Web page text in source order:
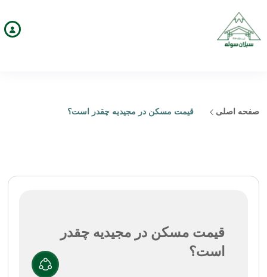
صفحه اصلی قیمت مسکن در مجیدیه چقدر است؟
قیمت مسکن در مجیدیه چقدر
است؟